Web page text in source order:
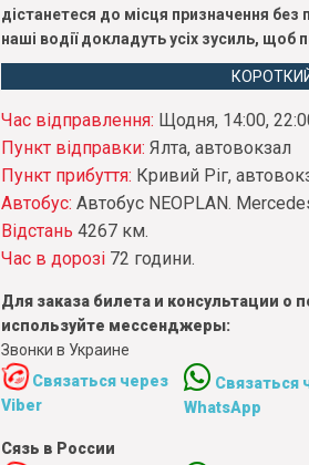
дістанетеся до місця призначення
наші водії докладуть усіх зусиль,
Час відправлення: Щодня, 14:00,
Пункт відправки: Ялта, автовокзал
Пункт прибуття: Кривий Ріг,
Автобус: Автобус NEOPLAN.
Відстань 4267 км.
Час в дорозі 72 години.
Для заказа билета и консультации
используйте мессенджеры:
Звонки в Украине
Связаться через
Viber
Связаться
WhatsApp
Сязь в России